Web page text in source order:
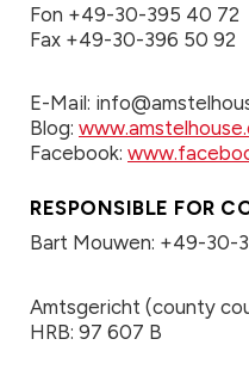
Fon +49-30-395 40 72
Fax +49-30-396 50 92
E-Mail:
Blog:
Facebook:
RESPONSIBLE FOR
Bart Mouwen: +49-30-
Amtsgericht (county
HRB: 97 607 B